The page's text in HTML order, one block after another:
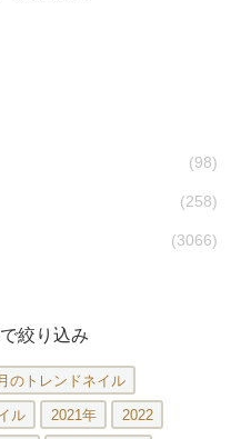
(98)
(258)
(3066)
絞り込み
のトレンドネイル
ル 2021年 2022